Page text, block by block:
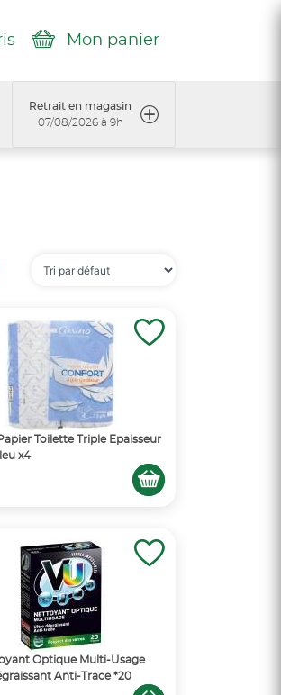
Mon panier
Retrait en magasin
07/08/2026 à 9h
Toilette Triple Epaisseur
x4
Optique Multi-Usage
Anti-Trace *20